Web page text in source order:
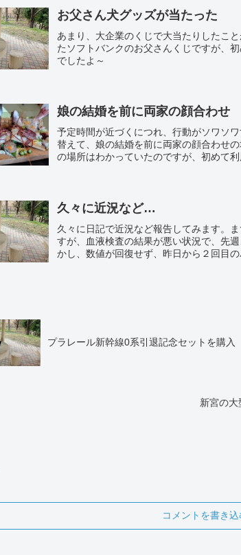
お父さん犬グッズが当たった
あまり、大企業のくじで大当たりしたこ
たソフトバンクのお父さんくじですが、
でしたよ～
娘の結婚を前に両家の顔合わせ
予定時間が近づくにつれ、行動がソワソ
替えて、娘の結婚を前に両家の顔合わせ
の場所はわかっていたのですが、初めて
久々に近況など…
久々に日記で近況など報告してみます。
すが、血液検査の結果が悪い状況で、先
かし、数値が回復せず、昨日から２回目
プラレール新幹線0系引退記念セットを購入
新宮の
コメントを書き込